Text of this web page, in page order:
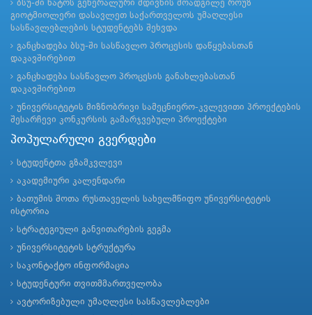
ბსუ-ში ნატოს გენერალური მდივნის მოადგილე როუზ
გიოტმიოლერი დასავლეთ საქართველოს უმაღლესი
სასწავლებლების სტუდენტებს შეხვდა
განცხადება ბსუ-ში სასწავლო პროცესის დაწყებასთან
დაკავშირებით
განცხადება სასწავლო პროცესის განახლებასთან
დაკავშირებით
უნივერსიტეტის მიზნობრივი სამეცნიერო-კვლევითი პროექტების
შესარჩევი კონკურსის გამარჯვებული პროექტები
პოპულარული გვერდები
სტუდენტთა გზამკვლევი
აკადემიური კალენდარი
ბათუმის შოთა რუსთაველის სახელმწიფო უნივერსიტეტის
ისტორია
სტრატეგიული განვითარების გეგმა
უნივერსიტეტის სტრუქტურა
საკონტაქტო ინფორმაცია
სტუდენტური თვითმმართველობა
ავტორიზებული უმაღლესი სასწავლებლები